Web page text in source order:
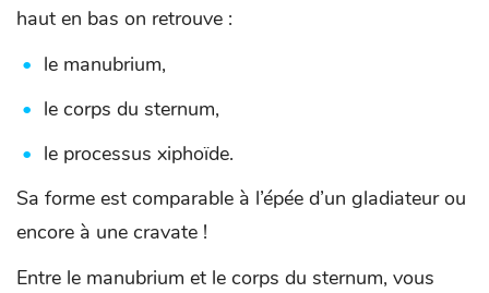
haut en bas on retrouve :
le manubrium,
le corps du sternum,
le processus xiphoïde.
Sa forme est comparable à l’épée d’un gladiateur ou
encore à une cravate !
Entre le manubrium et le corps du sternum, vous